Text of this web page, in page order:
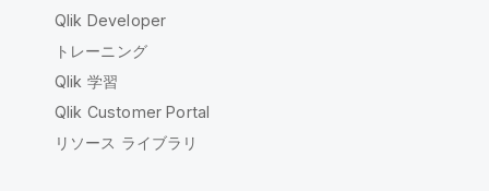
Qlik Developer
トレーニング
Qlik 学習
Qlik Customer Portal
リソース ライブラリ